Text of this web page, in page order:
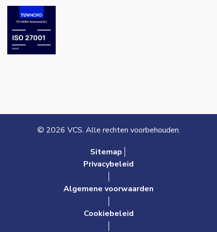
© 2026 VCS. Alle rechten voorbehouden.
Sitemap│
Privacybeleid
Algemene voorwaarden
Cookiebeleid